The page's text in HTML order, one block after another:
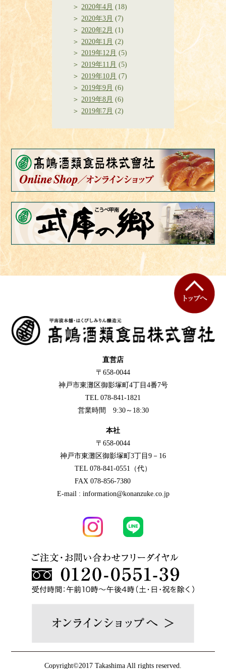
2020年4月 (18)
2020年3月 (7)
2020年2月 (1)
2020年1月 (2)
2019年12月 (5)
2019年11月 (5)
2019年10月 (7)
2019年9月 (6)
2019年8月 (6)
2019年7月 (2)
直営店
〒658-0044
神戸市東灘区御影塚町4丁目4番7号
TEL 078-841-1821
営業時間 9:30～18:30
本社
〒658-0044
神戸市東灘区御影塚町3丁目9－16
TEL 078-841-0551（代）
FAX 078-856-7380
E-mail : information@konanzuke.co.jp
Copyright©2017 Takashima All rights reserved.